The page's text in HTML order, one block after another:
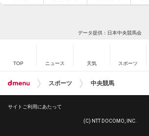
データ提供：日本中央競馬会
TOP ニュース 天気 スポーツ
スポーツ 中央競馬
サイトご利用にあたって
(C) NTT DOCOMO, INC.